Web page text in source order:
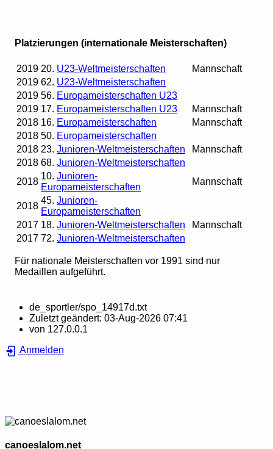
Platzierungen (internationale Meisterschaften)
2019 20. U23-Weltmeisterschaften
Mannschaft
2019 62. U23-Weltmeisterschaften
2019 56. Europameisterschaften U23
2019 17. Europameisterschaften U23
Mannschaft
2018 16. Europameisterschaften
Mannschaft
2018 50. Europameisterschaften
2018 23. Junioren-Weltmeisterschaften
Mannschaft
2018 68. Junioren-Weltmeisterschaften
2018
10. Junioren-
Europameisterschaften
Mannschaft
2018
45. Junioren-
Europameisterschaften
2017 18. Junioren-Weltmeisterschaften
Mannschaft
2017 72. Junioren-Weltmeisterschaften
Für nationale Meisterschaften vor 1991 sind nur
Medaillen aufgeführt.
de_sportler/spo_14917d.txt
Zuletzt geändert: 03-Aug-2026 07:41
von 127.0.0.1
Anmelden
canoeslalom.net